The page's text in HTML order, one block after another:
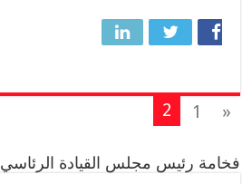
«
1
2
فخامة رئيس مجلس القيادة الرئاسي